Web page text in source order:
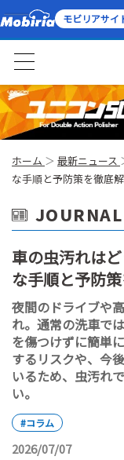
モビリアサイ
ホーム 最新ニュース
な手順と予防策を徹底
JOURNAL
車の虫汚れは
な手順と予防
夜間のドライブや
れ。通常の洗車で
を傷つけずに簡単
するリスクや、今
いるため、虫汚れ
い。
#コラム
2026/07/07